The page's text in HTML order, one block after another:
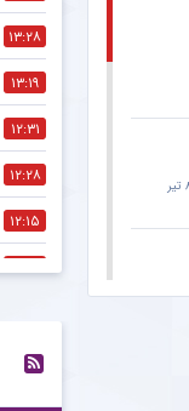
دوشنبه ۸ تیر
۱۳:۲۸
۱۳:۱۹
۱۲:۳۱
۱۲:۲۸
۱۲:۱۵
۱۲:۱۰
۱۲:۰۰
۱۱:۵۶